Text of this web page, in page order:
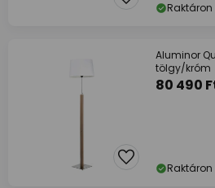
Raktáron
Aluminor
tölgy/króm
80 490
Raktáron